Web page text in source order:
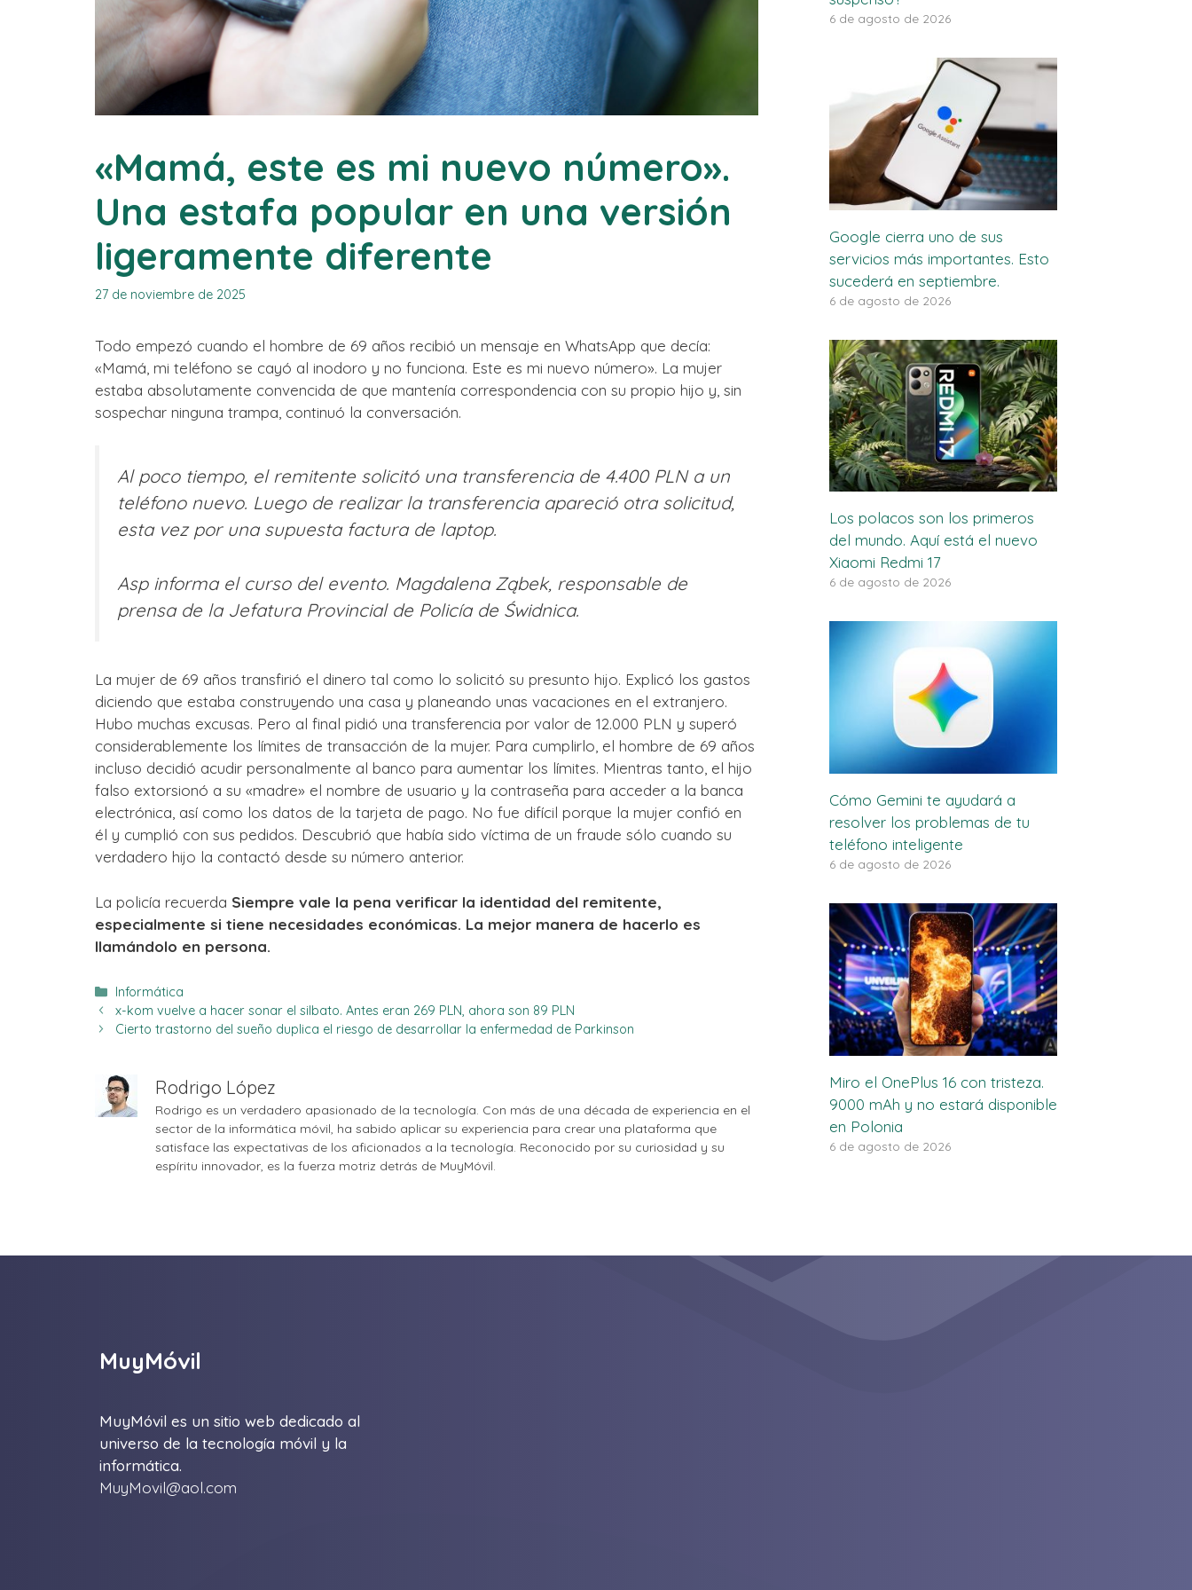
«Mamá, este es mi nuevo número».
Una estafa popular en una versión
ligeramente diferente
27 de noviembre de 2025
Todo empezó cuando el hombre de 69 años recibió un mensaje en WhatsApp que decía:
«Mamá, mi teléfono se cayó al inodoro y no funciona. Este es mi nuevo número». La mujer
estaba absolutamente convencida de que mantenía correspondencia con su propio hijo y, sin
sospechar ninguna trampa, continuó la conversación.
Al poco tiempo, el remitente solicitó una transferencia de 4.400 PLN a un
teléfono nuevo. Luego de realizar la transferencia apareció otra solicitud,
esta vez por una supuesta factura de laptop.
Asp informa el curso del evento. Magdalena Ząbek, responsable de
prensa de la Jefatura Provincial de Policía de Świdnica.
La mujer de 69 años transfirió el dinero tal como lo solicitó su presunto hijo. Explicó los gastos
diciendo que estaba construyendo una casa y planeando unas vacaciones en el extranjero.
Hubo muchas excusas. Pero al final pidió una transferencia por valor de 12.000 PLN y superó
considerablemente los límites de transacción de la mujer. Para cumplirlo, el hombre de 69 años
incluso decidió acudir personalmente al banco para aumentar los límites. Mientras tanto, el hijo
falso extorsionó a su «madre» el nombre de usuario y la contraseña para acceder a la banca
electrónica, así como los datos de la tarjeta de pago. No fue difícil porque la mujer confió en
él y cumplió con sus pedidos. Descubrió que había sido víctima de un fraude sólo cuando su
verdadero hijo la contactó desde su número anterior.
La policía recuerda Siempre vale la pena verificar la identidad del remitente,
especialmente si tiene necesidades económicas. La mejor manera de hacerlo es
llamándolo en persona.
Categorías
Informática
x-kom vuelve a hacer sonar el silbato. Antes eran 269 PLN, ahora son 89 PLN
Cierto trastorno del sueño duplica el riesgo de desarrollar la enfermedad de Parkinson
Rodrigo López
Rodrigo es un verdadero apasionado de la tecnología. Con más de una década de experiencia en el
sector de la informática móvil, ha sabido aplicar su experiencia para crear una plataforma que
satisface las expectativas de los aficionados a la tecnología. Reconocido por su curiosidad y su
espíritu innovador, es la fuerza motriz detrás de MuyMóvil.
6 de agosto de 2026
Google cierra uno de sus
servicios más importantes. Esto
sucederá en septiembre.
6 de agosto de 2026
Los polacos son los primeros
del mundo. Aquí está el nuevo
Xiaomi Redmi 17
6 de agosto de 2026
Cómo Gemini te ayudará a
resolver los problemas de tu
teléfono inteligente
6 de agosto de 2026
Miro el OnePlus 16 con tristeza.
9000 mAh y no estará disponible
en Polonia
6 de agosto de 2026
MuyMóvil
MuyMóvil es un sitio web dedicado al
universo de la tecnología móvil y la
informática.
MuyMovil@aol.com